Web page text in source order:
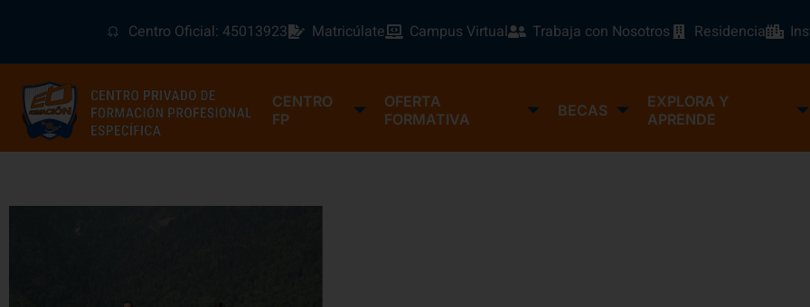
Centro Oficial: 45013923 Matricúlate Campus Virtual Trabaja con Nosotros Residencia
CENTRO
FP
OFERTA
FORMATIVA
BECAS
EXPLORA Y
APRENDE